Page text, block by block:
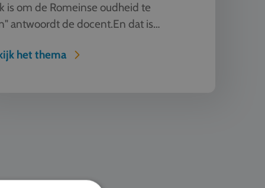
is om de Romeinse oudheid te
antwoordt de docent.En dat is
het thema